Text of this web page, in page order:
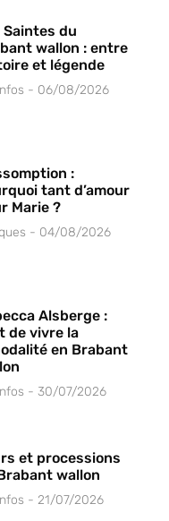
Saintes du
wallon : entre
et légende
06/08/2026
:
tant d’amour
Marie ?
04/08/2026
Alsberge :
de vivre la
en Brabant
30/07/2026
et processions
wallon
21/07/2026